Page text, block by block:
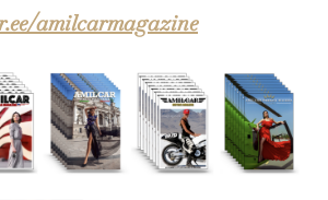
amilcarmagazine